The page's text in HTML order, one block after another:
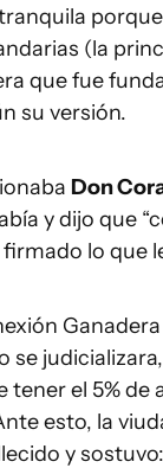
(la
que fue
su versión.
Don
y dijo que
lo que
se
tener el 5% de
esto, la
y